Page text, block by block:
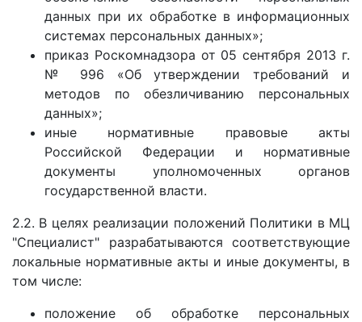
данных при их обработке в информационных
системах персональных данных»;
приказ Роскомнадзора от 05 сентября 2013 г.
№ 996 «Об утверждении требований и
методов по обезличиванию персональных
данных»;
иные нормативные правовые акты
Российской Федерации и нормативные
документы уполномоченных органов
государственной власти.
2.2. В целях реализации положений Политики в МЦ
"Специалист" разрабатываются соответствующие
локальные нормативные акты и иные документы, в
том числе:
положение об обработке персональных